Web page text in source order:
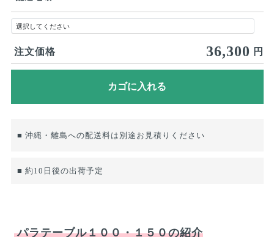
注文価格 36,300 円
■ 沖縄・離島への配送料は別途お見積りください
■ 約10日後の出荷予定
パラテーブル１００・１５０の紹介